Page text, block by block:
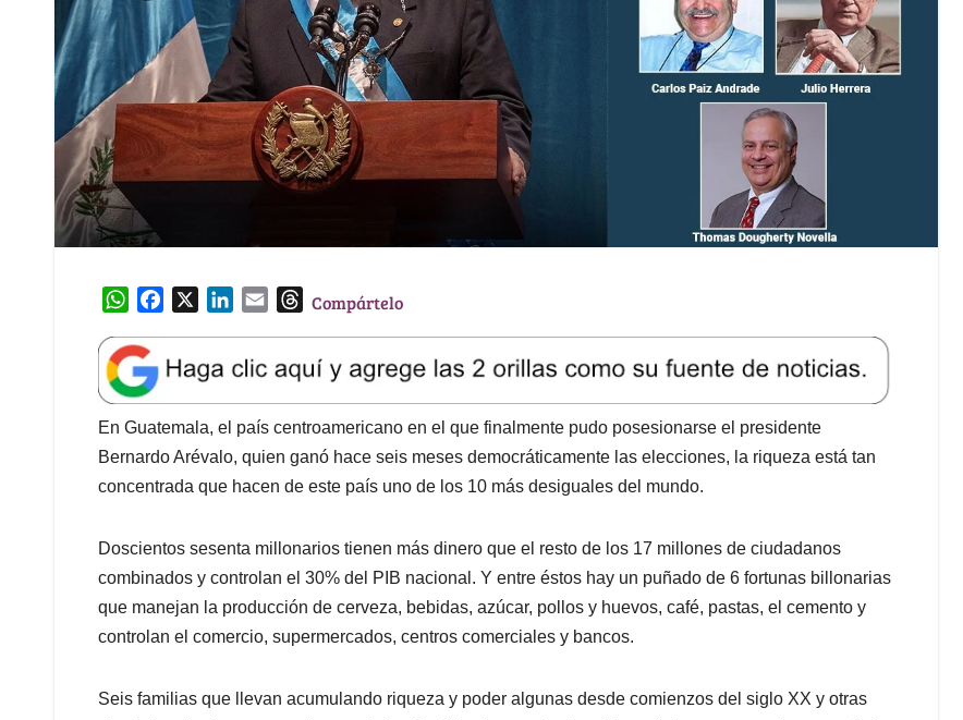
W
a
t
s
A
p
p
e
b
o
o
k
k
e
d
I
n
l
T
e
a
d
s
Compártelo
En Guatemala, el país centroamericano en el que finalmente pudo posesionarse el presidente
Bernardo Arévalo, quien ganó hace seis meses democráticamente las elecciones, la riqueza está tan
concentrada que hacen de este país uno de los 10 más desiguales del mundo.
Doscientos sesenta millonarios tienen más dinero que el resto de los 17 millones de ciudadanos
combinados y controlan el 30% del PIB nacional. Y entre éstos hay un puñado de 6 fortunas billonarias
que manejan la producción de cerveza, bebidas, azúcar, pollos y huevos, café, pastas, el cemento y
controlan el comercio, supermercados, centros comerciales y bancos.
Seis familias que llevan acumulando riqueza y poder algunas desde comienzos del siglo XX y otras